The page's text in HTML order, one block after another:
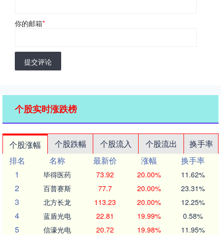
你的邮箱*
提交评论
个股实时涨跌榜
个股涨幅 个股跌幅 个股流入 个股流出
换手率
排名
名称 最新价 涨幅
换手率
1
毕得医药 73.92 20.00% 11.62%
2 百普赛斯 77.7 20.00% 23.31%
3 北方长龙 113.23 20.00% 12.25%
4 蓝盾光电 22.81 19.99% 0.58%
5 信濠光电 20.72 19.98% 11.95%